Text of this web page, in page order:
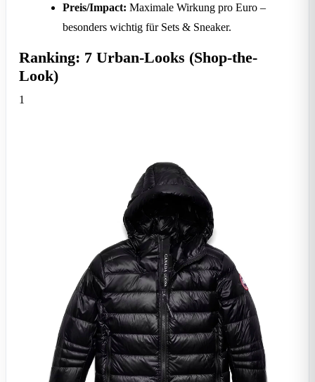
Preis/Impact: Maximale Wirkung pro Euro –
besonders wichtig für Sets & Sneaker.
Ranking: 7 Urban-Looks (Shop-the-
Look)
1